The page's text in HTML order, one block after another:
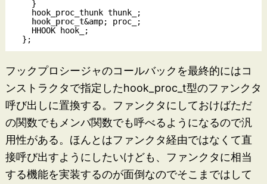
hook_proc_t&amp; proc_;
フックプロシージャのコールバックを最終的にはコ
ンストラクタで指定したhook_proc_t型のファンクタ
呼び出しに置換する。ファンクタにしておけばただ
の関数でもメンバ関数でも呼べるようになるので汎
用性がある。ほんとはファンクタ経由ではなくて直
接呼び出すようにしたいけども、ファンクタに相当
する機能を実装するのが面倒なのでそこまではして